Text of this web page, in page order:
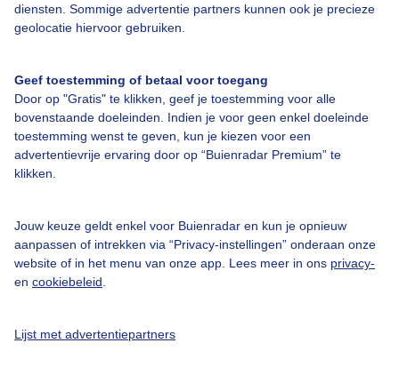
diensten. Sommige advertentie partners kunnen ook je precieze
geolocatie hiervoor gebruiken.
Geef toestemming of betaal voor toegang
Door op "Gratis" te klikken, geef je toestemming voor alle
bovenstaande doeleinden. Indien je voor geen enkel doeleinde
toestemming wenst te geven, kun je kiezen voor een
advertentievrije ervaring door op “Buienradar Premium” te
klikken.
Jouw keuze geldt enkel voor Buienradar en kun je opnieuw
aanpassen of intrekken via “Privacy-instellingen” onderaan onze
website of in het menu van onze app. Lees meer in ons privacy-
en cookiebeleid
Lijst met advertentiepartners
Bedrijfsgegevens
Veelgestelde vragen
Contact
Gebruikersvoorwaarden
Adverteren